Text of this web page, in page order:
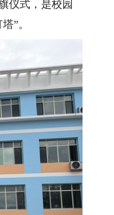
仪式，是校园
”。